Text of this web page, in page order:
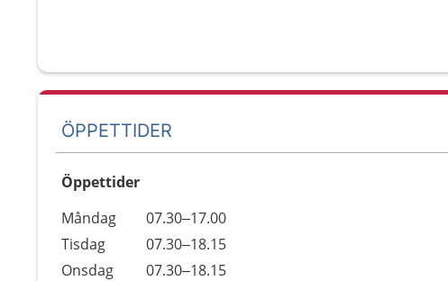
ÖPPETTIDER
Öppettider
Dag
Öppettider
Kommentarer
Måndag
07.30–17.00
Tisdag
07.30–18.15
Onsdag
07.30–18.15